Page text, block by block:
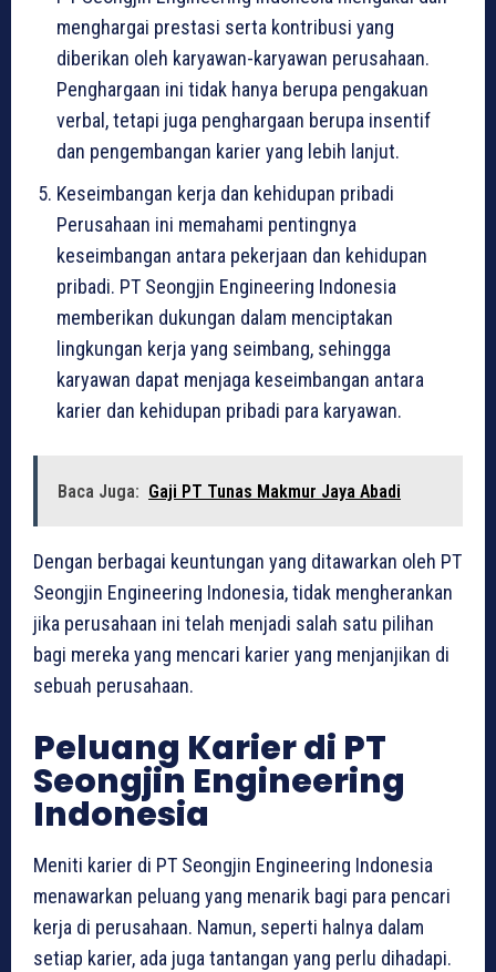
menghargai prestasi serta kontribusi yang
diberikan oleh karyawan-karyawan perusahaan.
Penghargaan ini tidak hanya berupa pengakuan
verbal, tetapi juga penghargaan berupa insentif
dan pengembangan karier yang lebih lanjut.
Keseimbangan kerja dan kehidupan pribadi
Perusahaan ini memahami pentingnya
keseimbangan antara pekerjaan dan kehidupan
pribadi. PT Seongjin Engineering Indonesia
memberikan dukungan dalam menciptakan
lingkungan kerja yang seimbang, sehingga
karyawan dapat menjaga keseimbangan antara
karier dan kehidupan pribadi para karyawan.
Baca Juga: Gaji PT Tunas Makmur Jaya Abadi
Dengan berbagai keuntungan yang ditawarkan oleh PT
Seongjin Engineering Indonesia, tidak mengherankan
jika perusahaan ini telah menjadi salah satu pilihan
bagi mereka yang mencari karier yang menjanjikan di
sebuah perusahaan.
Peluang Karier di PT
Seongjin Engineering
Indonesia
Meniti karier di PT Seongjin Engineering Indonesia
menawarkan peluang yang menarik bagi para pencari
kerja di perusahaan. Namun, seperti halnya dalam
setiap karier, ada juga tantangan yang perlu dihadapi.